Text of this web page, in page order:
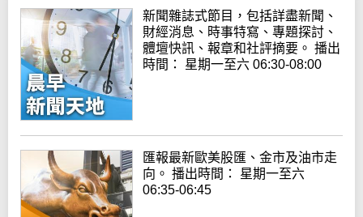
新聞雜誌式節目，包括詳盡新聞、
財經消息、時事特寫、專題探討、
體壇快訊、報章和社評摘要。 播出
時間： 星期一至六 06:30-08:00
匯報最新歐美股匯、金市及油市走
向。 播出時間： 星期一至六
06:35-06:45